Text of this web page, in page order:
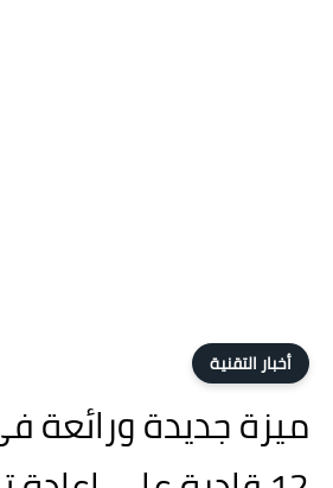
أخبار التقنية
ميزة جديدة ورائعة